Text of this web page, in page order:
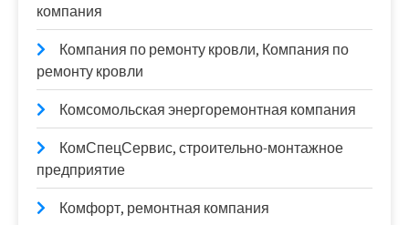
компания
Компания по ремонту кровли, Компания по
ремонту кровли
Комсомольская энергоремонтная компания
КомСпецСервис, строительно-монтажное
предприятие
Комфорт, ремонтная компания